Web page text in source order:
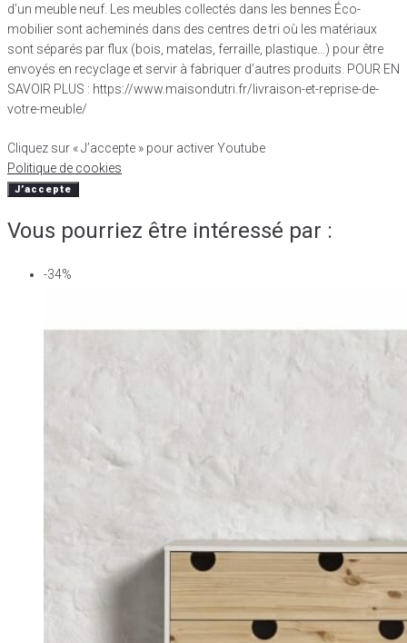
d’un meuble neuf. Les meubles collectés dans les bennes Éco-
mobilier sont acheminés dans des centres de tri où les matériaux
sont séparés par flux (bois, matelas, ferraille, plastique…) pour être
envoyés en recyclage et servir à fabriquer d’autres produits. POUR EN
SAVOIR PLUS : https://www.maisondutri.fr/livraison-et-reprise-de-
votre-meuble/
Cliquez sur « J’accepte » pour activer Youtube
Politique de cookies
J’accepte
Vous pourriez être intéressé par :
-34%